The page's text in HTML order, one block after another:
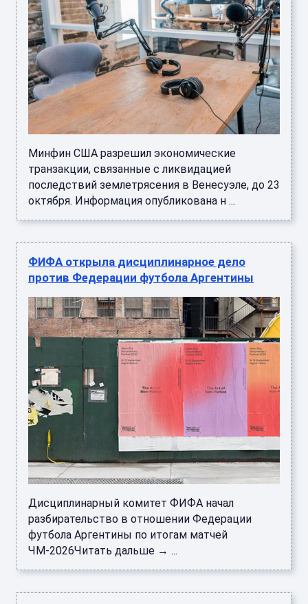
Минфин США разрешил экономические
транзакции, связанные с ликвидацией
последствий землетрясения в Венесуэле, до 23
октября. Информация опубликована н ...
ФИФА открыла дисциплинарное дело
против Федерации футбола Аргентины
Дисциплинарный комитет ФИФА начал
разбирательство в отношении Федерации
футбола Аргентины по итогам матчей
ЧМ-2026Читать дальше → ...